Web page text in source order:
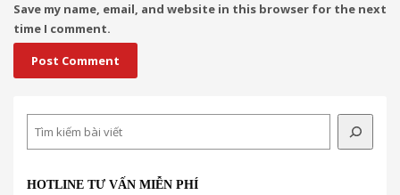
Save my name, email, and website in this browser for the next
time I comment.
HOTLINE TƯ VẤN MIỄN PHÍ